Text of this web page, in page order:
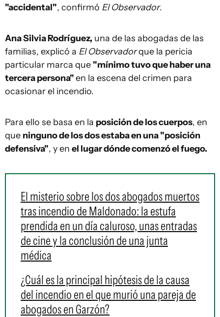
"accidental", confirmó El Observador.
Ana Silvia Rodríguez, una de las abogadas de las
familias, explicó a El Observadorque la pericia
particular marca que "mínimo tuvo que haber una
tercera persona"en la escena del crimen para
ocasionar el incendio.
Para ello se basa en la posición de los cuerpos, en
que ninguno de los dos estaba en una "posición
defensiva", y en el lugar dónde comenzó el fuego.
El misterio sobre los dos abogados muertos
tras incendio de Maldonado: la estufa
prendida en un día caluroso, unas entradas
de cine y la conclusión de una junta
médica
¿Cuál es la principal hipótesis de la causa
del incendio en el que murió una pareja de
abogados en Garzón?